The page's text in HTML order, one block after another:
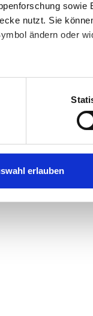
nutzt. Sie
ändern oder
welche bis auf
Merkmalen
verarbeitet
geben wir
erlauben